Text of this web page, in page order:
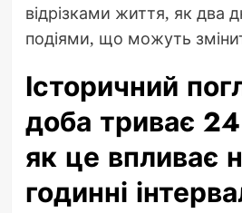
відрізками життя, як два
подіями, що можуть
Історичний
доба триває 24
як це впливає
годинні